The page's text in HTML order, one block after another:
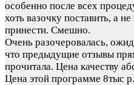
особенно после всех
хоть вазочку поставить, а
принести. Смешно.
Очень разочеровалась,
что предыдущие отзывы
прочитала. Цена качеству
Цена этой программе 8тыс